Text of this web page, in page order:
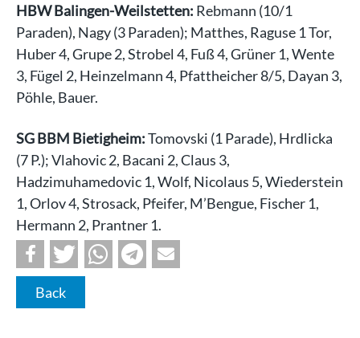
HBW Balingen-Weilstetten: Rebmann (10/1
Paraden), Nagy (3 Paraden); Matthes, Raguse 1 Tor,
Huber 4, Grupe 2, Strobel 4, Fuß 4, Grüner 1, Wente
3, Fügel 2, Heinzelmann 4, Pfattheicher 8/5, Dayan 3,
Pöhle, Bauer.
SG BBM Bietigheim:Tomovski (1 Parade), Hrdlicka
(7 P.); Vlahovic 2, Bacani 2, Claus 3,
Hadzimuhamedovic 1, Wolf, Nicolaus 5, Wiederstein
1, Orlov 4, Strosack, Pfeifer, M’Bengue, Fischer 1,
Hermann 2, Prantner 1.
Back